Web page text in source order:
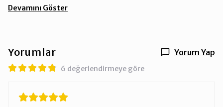
Devamını Göster
Yorumlar Yorum Yap
6 değerlendirmeye göre